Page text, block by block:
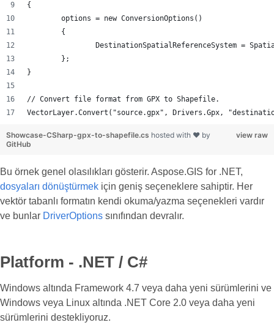
{
	options = new ConversionOptions()
	{
DestinationSpatialReferenceSystem =
	};
}
// Convert file format from GPX to Shapefile.
VectorLayer.Convert("source.gpx", Drivers.Gpx,
view raw
Showcase-CSharp-gpx-to-shapefile.cs hosted with ❤ by
GitHub
Bu örnek genel olasılıkları gösterir. Aspose.GIS for .NET,
dosyaları dönüştürmek için geniş seçeneklere sahiptir. Her
vektör tabanlı formatın kendi okuma/yazma seçenekleri vardır
ve bunlar DriverOptions sınıfından devralır.
Platform - .NET / C#
Windows altında Framework 4.7 veya daha yeni sürümlerini ve
Windows veya Linux altında .NET Core 2.0 veya daha yeni
sürümlerini destekliyoruz.